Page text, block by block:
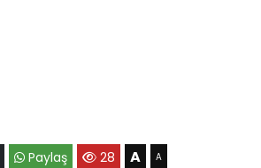
Paylaş 28 A A